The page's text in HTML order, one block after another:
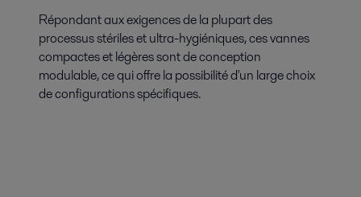
Répondant aux exigences de la plupart des
processus stériles et ultra-hygiéniques, ces vannes
compactes et légères sont de conception
modulable, ce qui offre la possibilité d'un large choix
de configurations spécifiques.